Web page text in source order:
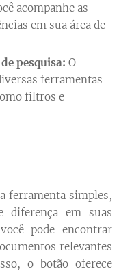
acompanhe as
em sua área de
pesquisa: O
ferramentas
filtros e
ferramenta simples,
diferença em suas
pode encontrar
relevantes
o botão oferece